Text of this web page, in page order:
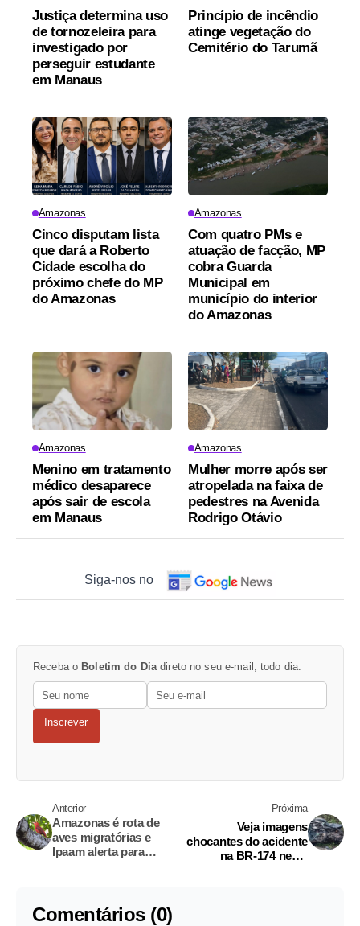
Justiça determina uso
de tornozeleira para
investigado por
perseguir estudante
em Manaus
Princípio de incêndio
atinge vegetação do
Cemitério do Tarumã
Amazonas
Cinco disputam lista
que dará a Roberto
Cidade escolha do
próximo chefe do MP
do Amazonas
Amazonas
Com quatro PMs e
atuação de facção, MP
cobra Guarda
Municipal em
município do interior
do Amazonas
Amazonas
Menino em tratamento
médico desaparece
após sair de escola
em Manaus
Amazonas
Mulher morre após ser
atropelada na faixa de
pedestres na Avenida
Rodrigo Otávio
Siga-nos no
Receba o Boletim do Dia direto no seu e-mail, todo dia.
Inscrever
Anterior
Amazonas é rota de
aves migratórias e
Ipaam alerta para
Próxima
Veja imagens
chocantes do acidente
na BR-174 neste
Comentários (0)